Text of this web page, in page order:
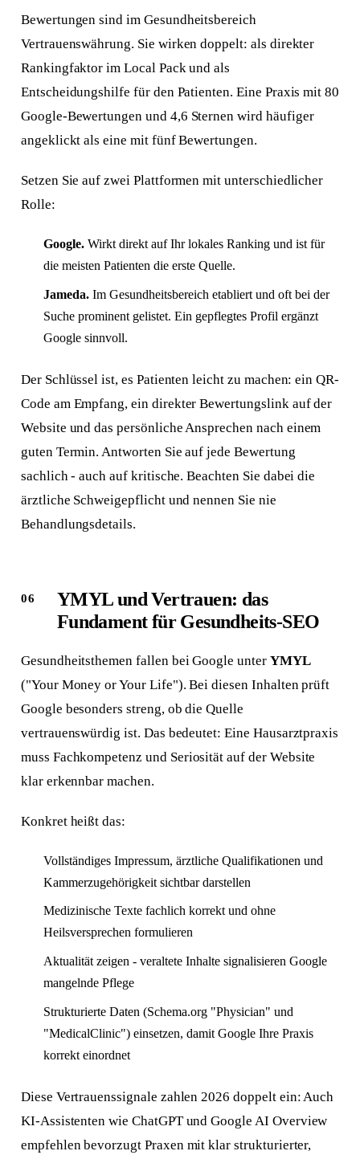
Bewertungen sind im Gesundheitsbereich
Vertrauenswährung. Sie wirken doppelt: als direkter
Rankingfaktor im Local Pack und als
Entscheidungshilfe für den Patienten. Eine Praxis mit 80
Google-Bewertungen und 4,6 Sternen wird häufiger
angeklickt als eine mit fünf Bewertungen.
Setzen Sie auf zwei Plattformen mit unterschiedlicher
Rolle:
Google.Wirkt direkt auf Ihr lokales Ranking und ist für
die meisten Patienten die erste Quelle.
Jameda.Im Gesundheitsbereich etabliert und oft bei der
Suche prominent gelistet. Ein gepflegtes Profil ergänzt
Google sinnvoll.
Der Schlüssel ist, es Patienten leicht zu machen: ein QR-
Code am Empfang, ein direkter Bewertungslink auf der
Website und das persönliche Ansprechen nach einem
guten Termin. Antworten Sie auf jede Bewertung
sachlich - auch auf kritische. Beachten Sie dabei die
ärztliche Schweigepflicht und nennen Sie nie
Behandlungsdetails.
YMYL und Vertrauen: das
Fundament für Gesundheits-SEO
Gesundheitsthemen fallen bei Google unter YMYL
("Your Money or Your Life"). Bei diesen Inhalten prüft
Google besonders streng, ob die Quelle
vertrauenswürdig ist. Das bedeutet: Eine Hausarztpraxis
muss Fachkompetenz und Seriosität auf der Website
klar erkennbar machen.
Konkret heißt das:
Vollständiges Impressum, ärztliche Qualifikationen und
Kammerzugehörigkeit sichtbar darstellen
Medizinische Texte fachlich korrekt und ohne
Heilsversprechen formulieren
Aktualität zeigen - veraltete Inhalte signalisieren Google
mangelnde Pflege
Strukturierte Daten (Schema.org "Physician" und
"MedicalClinic") einsetzen, damit Google Ihre Praxis
korrekt einordnet
Diese Vertrauenssignale zahlen 2026 doppelt ein: Auch
KI-Assistenten wie ChatGPT und Google AI Overview
empfehlen bevorzugt Praxen mit klar strukturierter,